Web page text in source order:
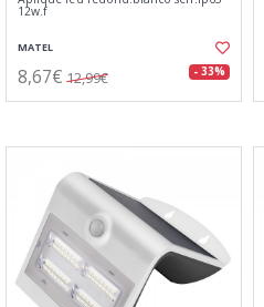
12w.f
MATEL
8,67€ 12,99€ - 33%